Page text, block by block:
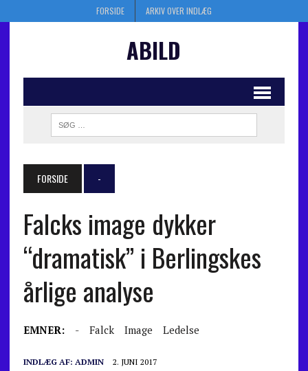
FORSIDE ARKIV OVER INDLÆG
ABILD
FORSIDE -
Falcks image dykker
“dramatisk” i Berlingskes
årlige analyse
EMNER: - Falck Image Ledelse
INDLÆG AF: ADMIN 2. JUNI 2017